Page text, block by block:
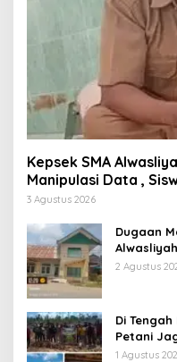
Kepsek SMA
Manipulasi Data ,
Dana MBG
3 Agustus 2026
Dugaan
Murid
2 Agustus
Di
Petani
Tekanan
1 Agustus